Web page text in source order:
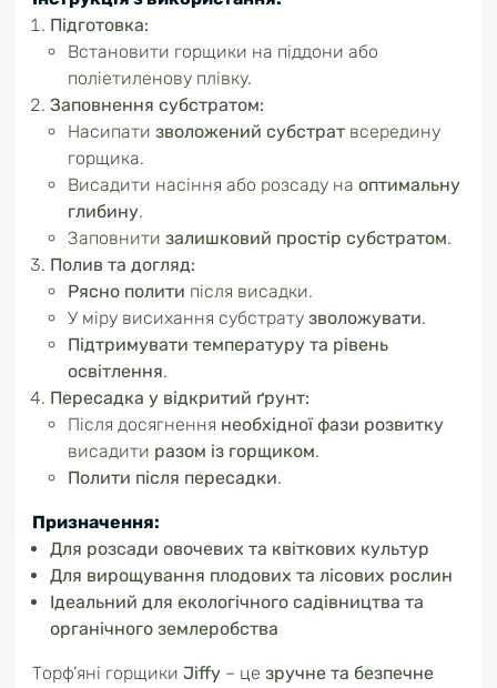
Підготовка:
Встановити горщики на піддони або
поліетиленову плівку.
Заповнення субстратом:
Насипати зволожений субстрат всередину
горщика.
Висадити насіння або розсаду на оптимальну
глибину.
Заповнити залишковий простір субстратом.
Полив та догляд:
Рясно полити після висадки.
У міру висихання субстрату зволожувати.
Підтримувати температуру та рівень
освітлення.
Пересадка у відкритий ґрунт:
Після досягнення необхідної фази розвитку
висадити разом із горщиком.
Полити після пересадки.
Призначення:
Для розсади овочевих та квіткових культур
Для вирощування плодових та лісових рослин
Ідеальний для екологічного садівництва та
органічного землеробства
Торф’яні горщики Jiffy – це зручне та безпечне